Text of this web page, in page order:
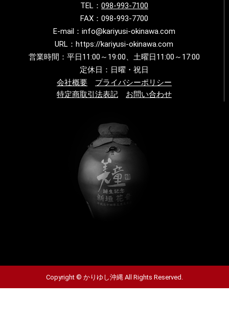
TEL： 098-993-7100
FAX：098-993-7700
E-mail：info@kariyusi-okinawa.com
URL：https://kariyusi-okinawa.com
営業時間：平日11:00～19:00、土曜日11:00～17:00
定休日：日曜・祝日
会社概要
プライバシーポリシー
特定商取引法表記
お問い合わせ
Copyright © かりゆし沖縄 All Rights Reserved.